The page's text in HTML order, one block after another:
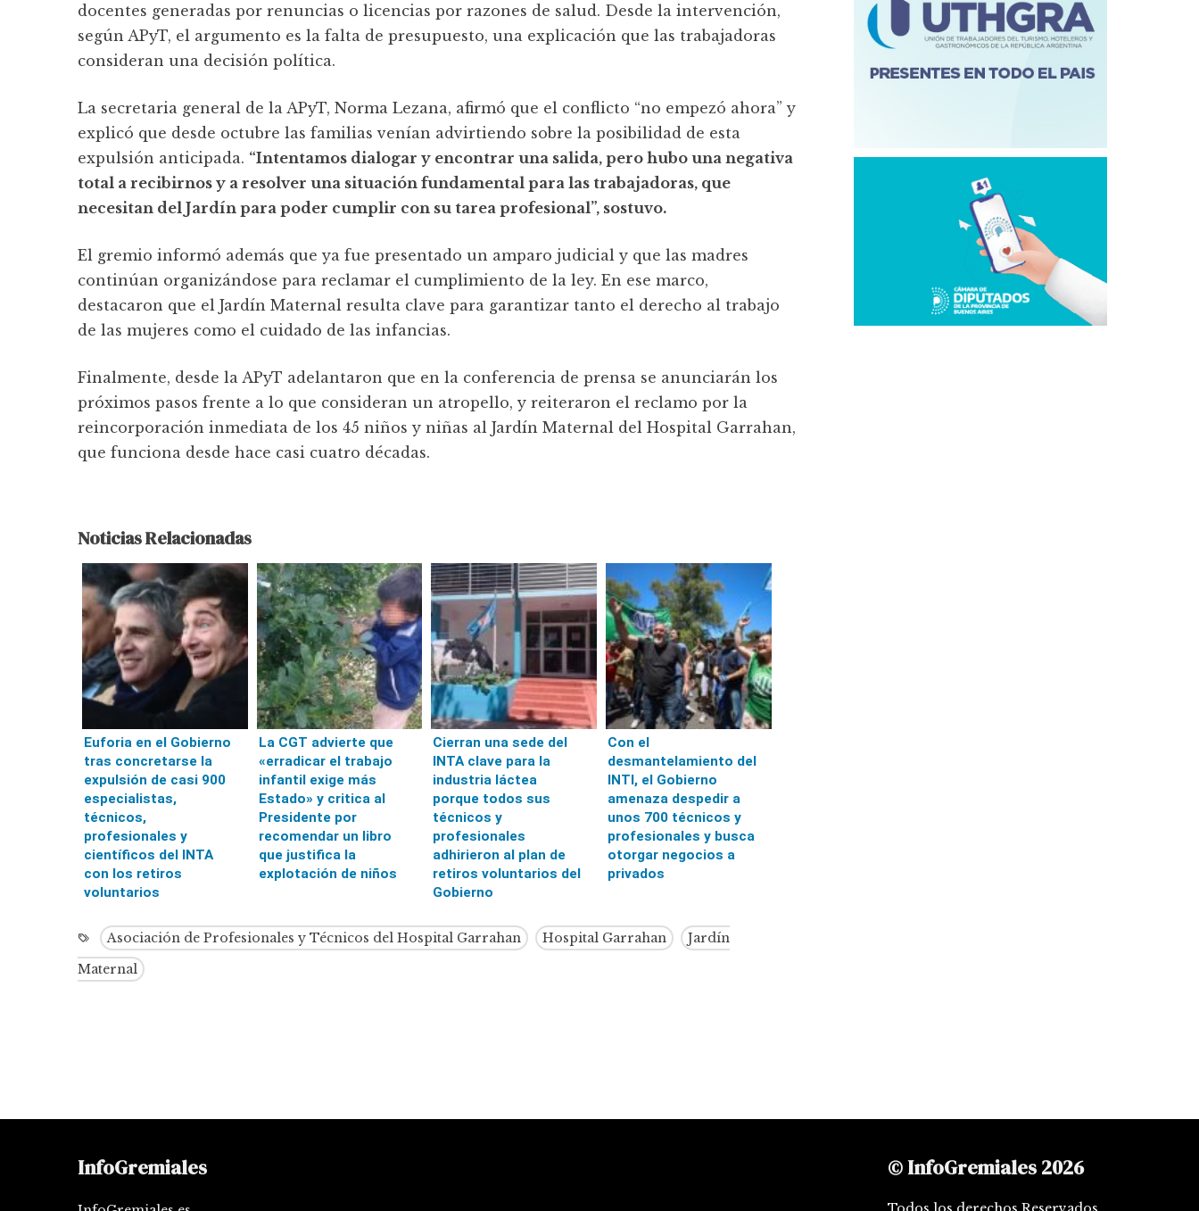
docentes generadas por renuncias o licencias por razones de salud. Desde la intervención,
según APyT, el argumento es la falta de presupuesto, una explicación que las trabajadoras
consideran una decisión política.
La secretaria general de la APyT, Norma Lezana, afirmó que el conflicto “no empezó ahora” y
explicó que desde octubre las familias venían advirtiendo sobre la posibilidad de esta
expulsión anticipada. “Intentamos dialogar y encontrar una salida, pero hubo una negativa
total a recibirnos y a resolver una situación fundamental para las trabajadoras, que
necesitan del Jardín para poder cumplir con su tarea profesional”, sostuvo.
El gremio informó además que ya fue presentado un amparo judicial y que las madres
continúan organizándose para reclamar el cumplimiento de la ley. En ese marco,
destacaron que el Jardín Maternal resulta clave para garantizar tanto el derecho al trabajo
de las mujeres como el cuidado de las infancias.
Finalmente, desde la APyT adelantaron que en la conferencia de prensa se anunciarán los
próximos pasos frente a lo que consideran un atropello, y reiteraron el reclamo por la
reincorporación inmediata de los 45 niños y niñas al Jardín Maternal del Hospital Garrahan,
que funciona desde hace casi cuatro décadas.
Noticias Relacionadas
Euforia en el Gobierno
tras concretarse la
expulsión de casi 900
especialistas,
técnicos,
profesionales y
científicos del INTA
con los retiros
voluntarios
La CGT advierte que
«erradicar el trabajo
infantil exige más
Estado» y critica al
Presidente por
recomendar un libro
que justifica la
explotación de niños
Cierran una sede del
INTA clave para la
industria láctea
porque todos sus
técnicos y
profesionales
adhirieron al plan de
retiros voluntarios del
Gobierno
Con el
desmantelamiento del
INTI, el Gobierno
amenaza despedir a
unos 700 técnicos y
profesionales y busca
otorgar negocios a
privados
Asociación de Profesionales y Técnicos del Hospital Garrahan Hospital Garrahan
Jardín
Maternal
InfoGremiales © InfoGremiales 2026